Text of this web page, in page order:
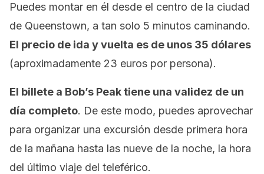
Puedes montar en él desde el centro de la ciudad
de Queenstown, a tan solo 5 minutos caminando.
El precio de ida y vuelta es de unos 35 dólares
(aproximadamente 23 euros por persona).
El billete a Bob’s Peak tiene una validez de un
día completo. De este modo, puedes aprovechar
para organizar una excursión desde primera hora
de la mañana hasta las nueve de la noche, la hora
del último viaje del teleférico.